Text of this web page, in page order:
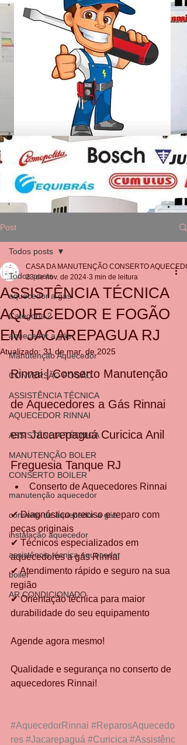
Post
Todos posts
aquecedor a gás
Categoria 2
aquecedor a gás
Manutenção Aquecedor
CONVERSÃO FOGÃO
ASSISTÊNCIA TÉCNICA
AQUECEDOR RINNAI
ASSISTÊNCIA TÉCNICA
MANUTENÇÃO BOLER
CONSERTO BOILER
manutenção aquecedor
conserto de aquecedor a gás
instalação aquecedor
assistência técnica aquecedor
boiler
AR CONDICIONADO
Todos posts
ASSISTÊNCIA TÉCNICA
AQUECEDOR E FOGÃO
EM JACAREPAGUA RJ
CASA DA MANUTENÇÃO CONSERTO
23 de nov. de 2024 3 min de leitura
Atualizado: 31 de mar. de 2025
Rinnai | Conserto Manutenção
de Aquecedores a Gás Rinnai
em Jacarepaguá Curicica Anil
Freguesia Tanque RJ
Conserto de Aquecedores Rinnai
✔ Diagnóstico preciso e reparo com
peças originais
✔ Técnicos especializados em
aquecedores a gás Rinnai
✔ Atendimento rápido e seguro na sua
região
✔ Orientação técnica para maior
durabilidade do seu equipamento
Agende agora mesmo!
Qualidade e segurança no conserto de
aquecedores Rinnai!
#AquecedorRinnai #ReparosAquecedo
res #Jacarepaguá #Curicica #Assistênc